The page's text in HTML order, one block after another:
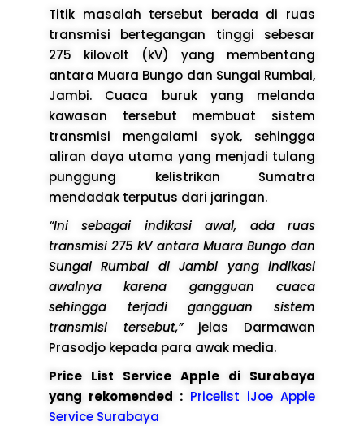
Titik masalah tersebut berada di ruas
transmisi bertegangan tinggi sebesar
275 kilovolt (kV) yang membentang
antara Muara Bungo dan Sungai Rumbai,
Jambi. Cuaca buruk yang melanda
kawasan tersebut membuat sistem
transmisi mengalami syok, sehingga
aliran daya utama yang menjadi tulang
punggung kelistrikan Sumatra
mendadak terputus dari jaringan.
“Ini sebagai indikasi awal, ada ruas
transmisi 275 kV antara Muara Bungo dan
Sungai Rumbai di Jambi yang indikasi
awalnya karena gangguan cuaca
sehingga terjadi gangguan sistem
transmisi tersebut,”jelas Darmawan
Prasodjo kepada para awak media.
Price List Service Apple di Surabaya
yang rekomended : Pricelist iJoe Apple
Service Surabaya